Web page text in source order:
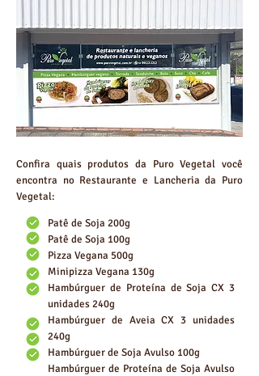
Confira quais produtos da Puro Vegetal você
encontra no Restaurante e Lancheria da Puro
Vegetal:
Patê de Soja 200g
Patê de Soja 100g
Pizza Vegana 500g
Minipizza Vegana 130g
Hambúrguer de Proteína de Soja CX 3
unidades 240g
Hambúrguer de Aveia CX 3 unidades
240g
Hambúrguer de Soja Avulso 100g
Hambúrguer de Proteína de Soja Avulso